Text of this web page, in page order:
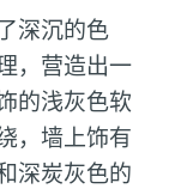
深沉的色
，营造出一
的浅灰色软
，墙上饰有
深炭灰色的